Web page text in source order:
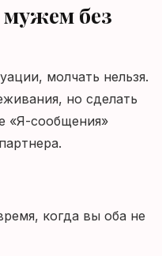
мужем без
молчать нельзя.
но сделать
«Я-сообщения»
когда вы оба не